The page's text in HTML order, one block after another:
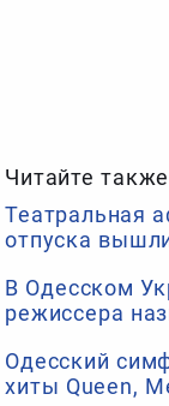
Читайте
Театральная
отпуска
В Одесском
режиссера
Одесский
хиты Queen,